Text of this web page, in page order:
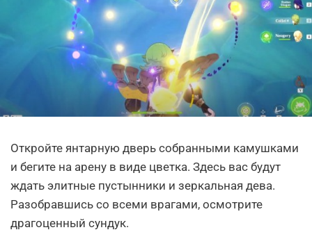
Откройте янтарную дверь собранными камушками
и бегите на арену в виде цветка. Здесь вас будут
ждать элитные пустынники и зеркальная дева.
Разобравшись со всеми врагами, осмотрите
драгоценный сундук.